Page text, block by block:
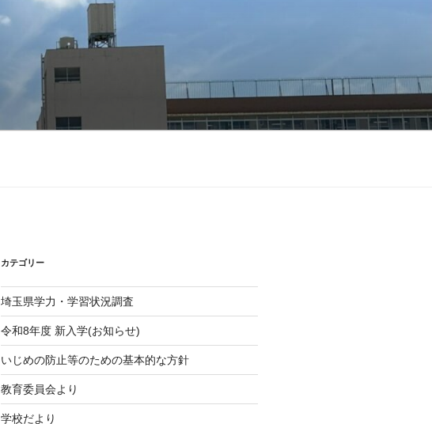
カテゴリー
埼玉県学力・学習状況調査
令和8年度 新入学(お知らせ)
いじめの防止等のための基本的な方針
教育委員会より
学校だより